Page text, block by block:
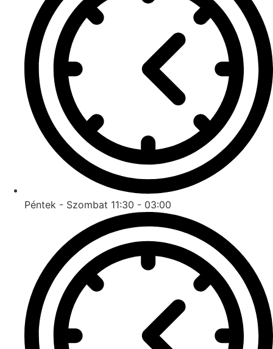
Péntek - Szombat 11:30 - 03:00